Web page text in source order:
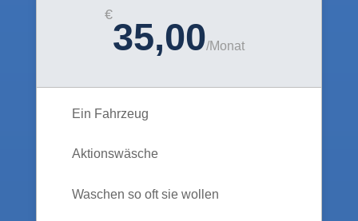
€
35,00/Monat
Ein Fahrzeug
Aktionswäsche
Waschen so oft sie wollen